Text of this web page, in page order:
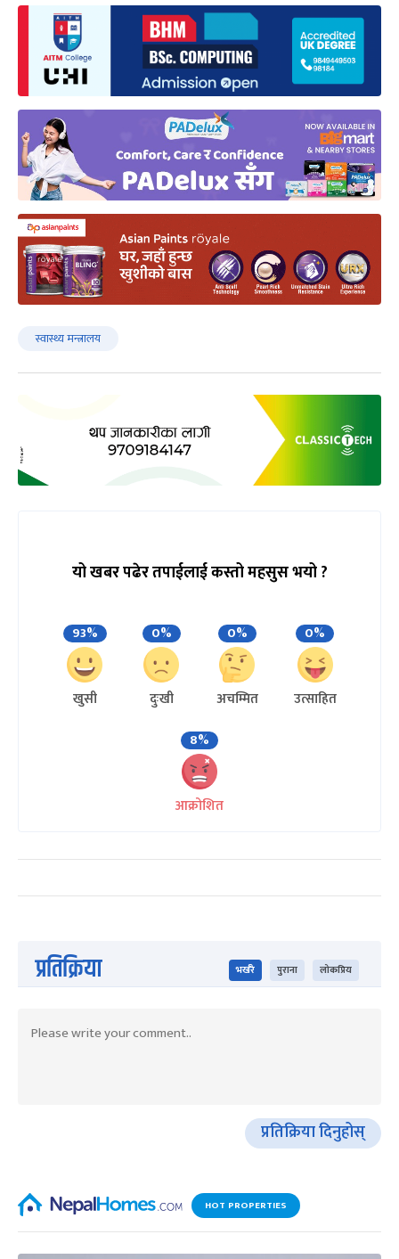
स्वास्थ्य मन्त्रालय
यो खबर पढेर तपाईलाई कस्तो महसुस भयो ?
93%
खुसी
0%
दुःखी
0%
अचम्मित
0%
उत्साहित
8%
आक्रोशित
प्रतिक्रिया भर्खरै पुराना लोकप्रिय
प्रतिक्रिया दिनुहोस्
HOT PROPERTIES